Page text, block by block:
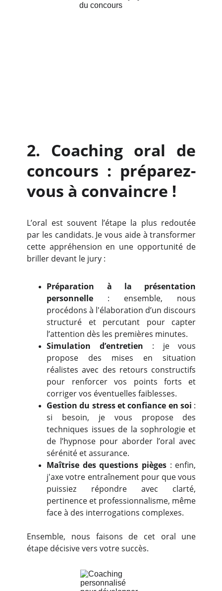
2. Coaching oral de
concours : préparez-
vous à convaincre !
L’oral est souvent l’étape la plus redoutée
par les candidats. Je vous aide à transformer
cette appréhension en une opportunité de
briller devant le jury :
Préparation à la présentation
personnelle : ensemble, nous
procédons à l'élaboration d’un discours
structuré et percutant pour capter
l’attention dès les premières minutes.
Simulation d’entretien : je vous
propose des mises en situation
réalistes avec des retours constructifs
pour renforcer vos points forts et
corriger vos éventuelles faiblesses.
Gestion du stress et confiance en soi :
si besoin, je vous propose des
techniques issues de la sophrologie et
de l’hypnose pour aborder l’oral avec
sérénité et assurance.
Maîtrise des questions pièges : enfin,
j'axe votre entraînement pour que vous
puissiez répondre avec clarté,
pertinence et professionnalisme, même
face à des interrogations complexes.
Ensemble, nous faisons de cet oral une
étape décisive vers votre succès.